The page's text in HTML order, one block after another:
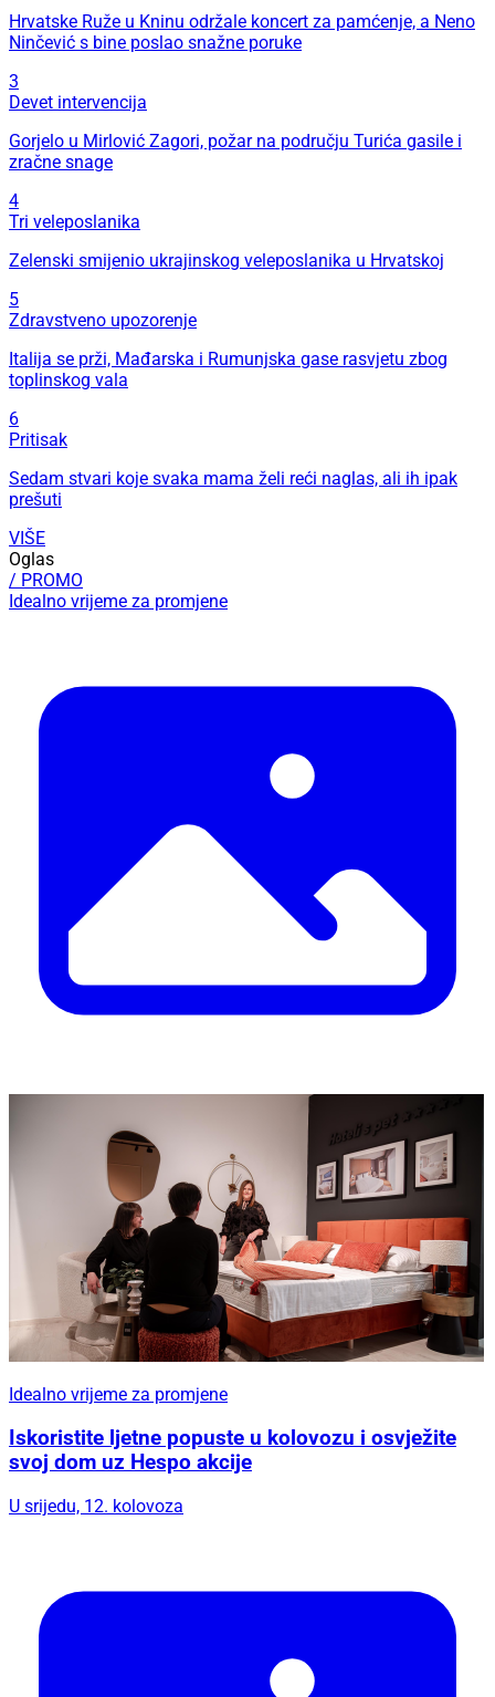
Hrvatske Ruže u Kninu održale koncert za pamćenje, a Neno
Ninčević s bine poslao snažne poruke
3
Devet intervencija
Gorjelo u Mirlović Zagori, požar na području Turića gasile i
zračne snage
4
Tri veleposlanika
Zelenski smijenio ukrajinskog veleposlanika u Hrvatskoj
5
Zdravstveno upozorenje
Italija se prži, Mađarska i Rumunjska gase rasvjetu zbog
toplinskog vala
6
Pritisak
Sedam stvari koje svaka mama želi reći naglas, ali ih ipak
prešuti
VIŠE
Oglas
/ PROMO
Idealno vrijeme za promjene
Idealno vrijeme za promjene
Iskoristite ljetne popuste u kolovozu i osvježite
svoj dom uz Hespo akcije
U srijedu, 12. kolovoza